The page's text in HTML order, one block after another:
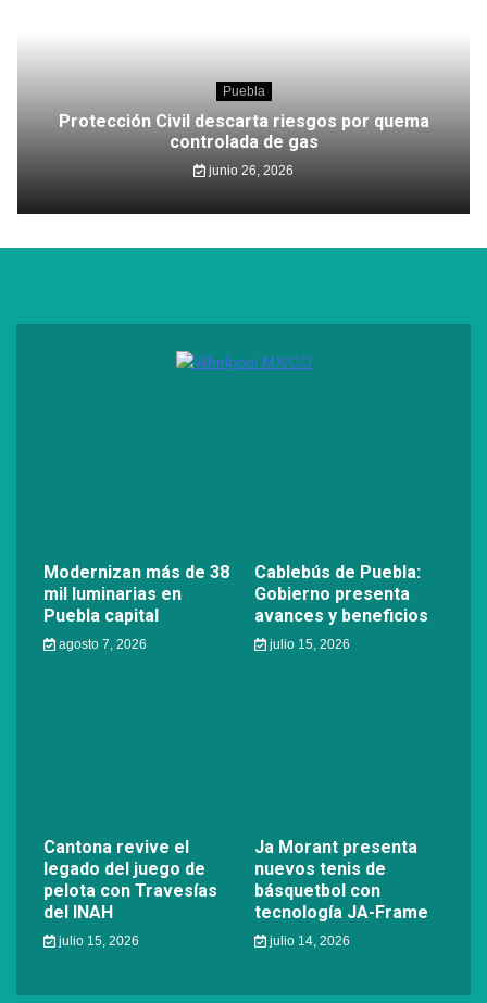
Puebla
Protección Civil descarta riesgos por quema
controlada de gas
junio 26, 2026
Modernizan más de 38
mil luminarias en
Puebla capital
agosto 7, 2026
Cablebús de Puebla:
Gobierno presenta
avances y beneficios
julio 15, 2026
Cantona revive el
legado del juego de
pelota con Travesías
del INAH
julio 15, 2026
Ja Morant presenta
nuevos tenis de
básquetbol con
tecnología JA-Frame
julio 14, 2026